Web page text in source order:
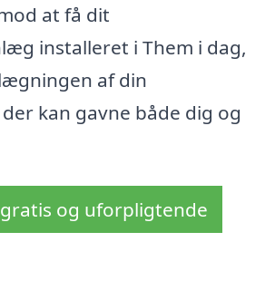
at få dit
installeret i Them i dag,
af din
kan gavne både dig og
og uforpligtende